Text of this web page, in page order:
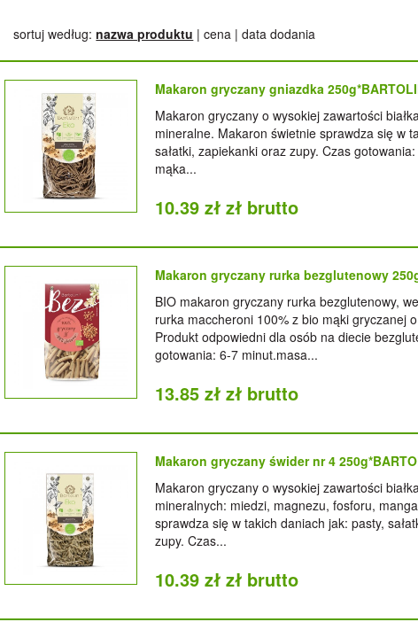
17 maja dodatkowe 5 % rabatu
Kupon rabatowy:Happy
sortuj według:nazwa produktu |cena |data dodania
Makaron gryczany gniazdka
Makaron gryczany o wysokiej zawartości
mineralne. Makaron świetnie sprawdza się w
sałatki, zapiekanki oraz zupy. Czas
mąka...
10.39 zł zł brutto
Makaron gryczany rurka bezglutenowy
BIO makaron gryczany rurka bezglutenowy,
rurka maccheroni 100% z bio mąki gryczanej
Produkt odpowiedni dla osób na diecie
gotowania: 6-7 minut.masa...
13.85 zł zł brutto
Makaron gryczany świder nr 4
Makaron gryczany o wysokiej zawartości
mineralnych: miedzi, magnezu, fosforu,
sprawdza się w takich daniach jak: pasty,
zupy. Czas...
10.39 zł zł brutto